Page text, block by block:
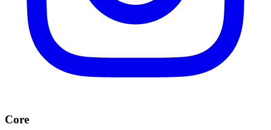
Core